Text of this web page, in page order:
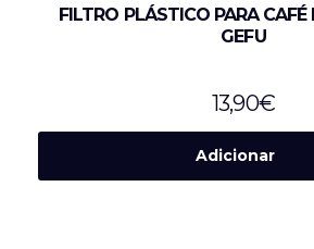
FILTRO PLÁSTICO PARA
GEFU
13,90€
Adicionar